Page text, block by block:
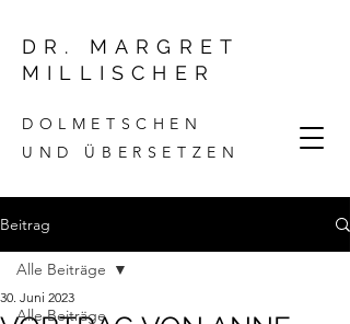
DR. MARGRET
MILLISCHER
DOLMETSCHEN
UND ÜBERSETZEN
Beitrag
Alle Beiträge
Alle Beiträge
30. Juni 2023